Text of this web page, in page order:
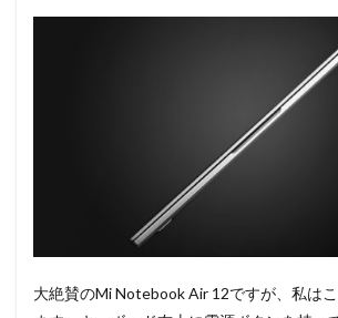
大絶賛のMi Notebook Air 12ですが、私は